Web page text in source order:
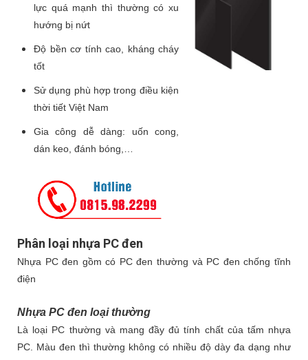
lực quá mạnh thì thường có xu
hướng bị nứt
Độ bền cơ tính cao, kháng cháy
tốt
Sử dụng phù hợp trong điều kiện
thời tiết Việt Nam
Gia công dễ dàng: uốn cong,
dán keo, đánh bóng,…
Phân loại nhựa PC đen
Nhựa PC đen gồm có PC đen thường và PC đen chống tĩnh
điện
Nhựa PC đen loại thường
Là loại PC thường và mang đầy đủ tính chất của tấm nhựa
PC. Màu đen thì thường không có nhiều độ dày đa dạng như